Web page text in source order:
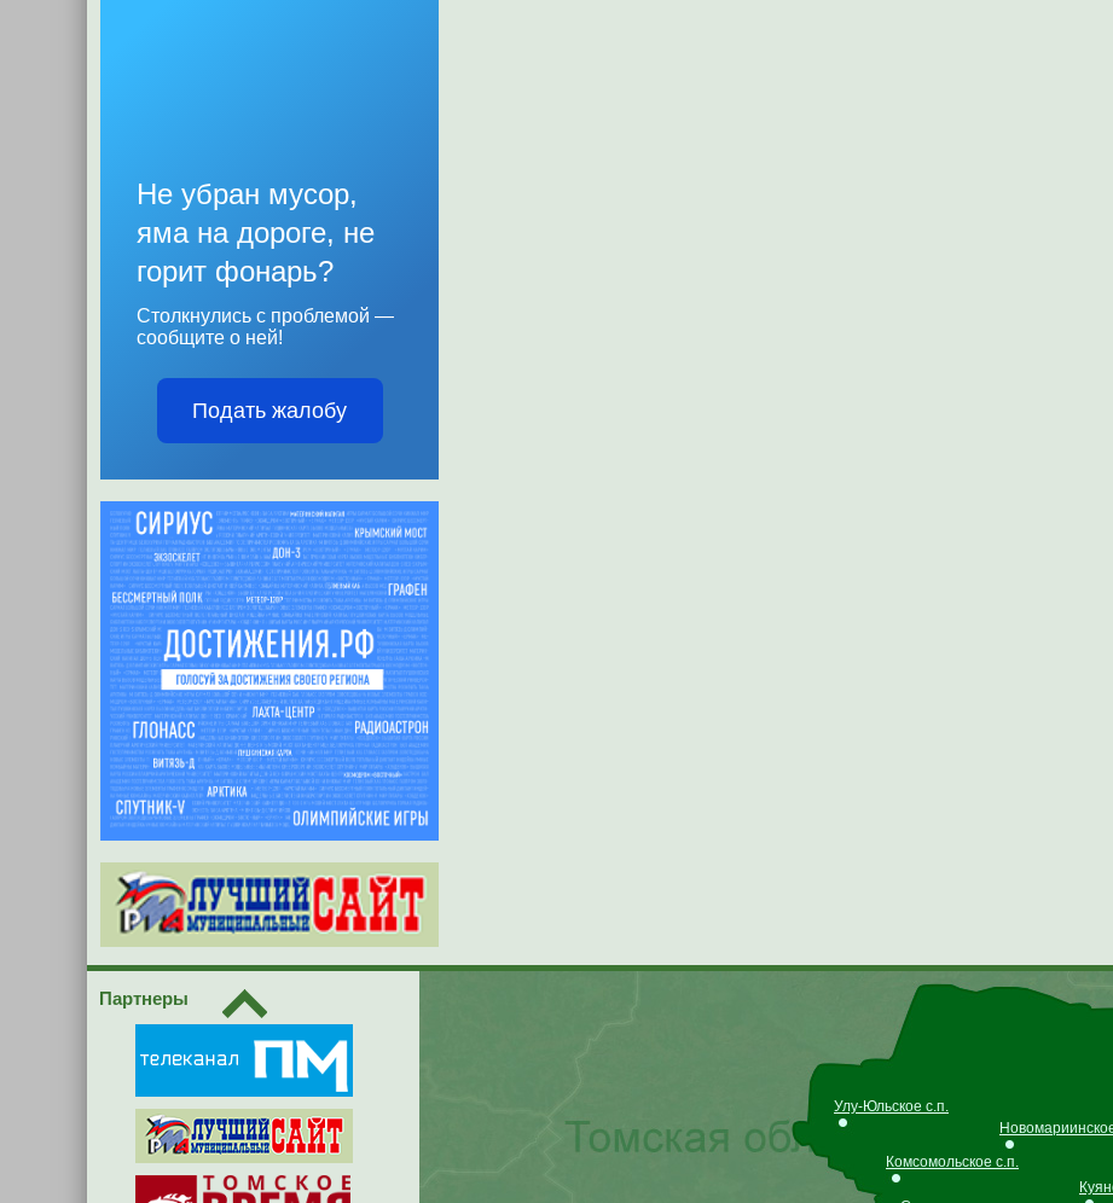
Не убран мусор,
яма на дороге, не
горит фонарь?
Столкнулись с проблемой —
сообщите о ней!
Подать жалобу
Партнеры
Улу-Юльское с.п.
Комсомольское с.п.